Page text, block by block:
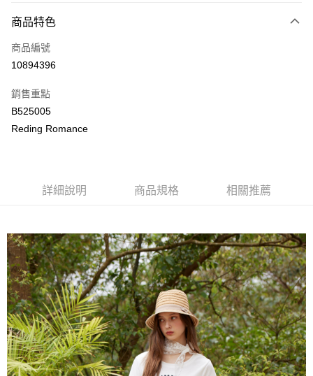
信用卡一次付款
LINE Pay
街口支付
悠遊付
運送方式
每筆NT$80，滿NT$2,000(含以上)免運費
付款後萊爾富取貨
每筆NT$80，滿NT$2,000(含以上)免運費
付款後7-11取貨
每筆NT$80，滿NT$2,000(含以上)免運費
宅配
每筆NT$80，滿NT$2,000(含以上)免運費
商品特色
商品編號
10894396
銷售重點
B525005
Reding Romance
詳細說明 商品規格 相關推薦